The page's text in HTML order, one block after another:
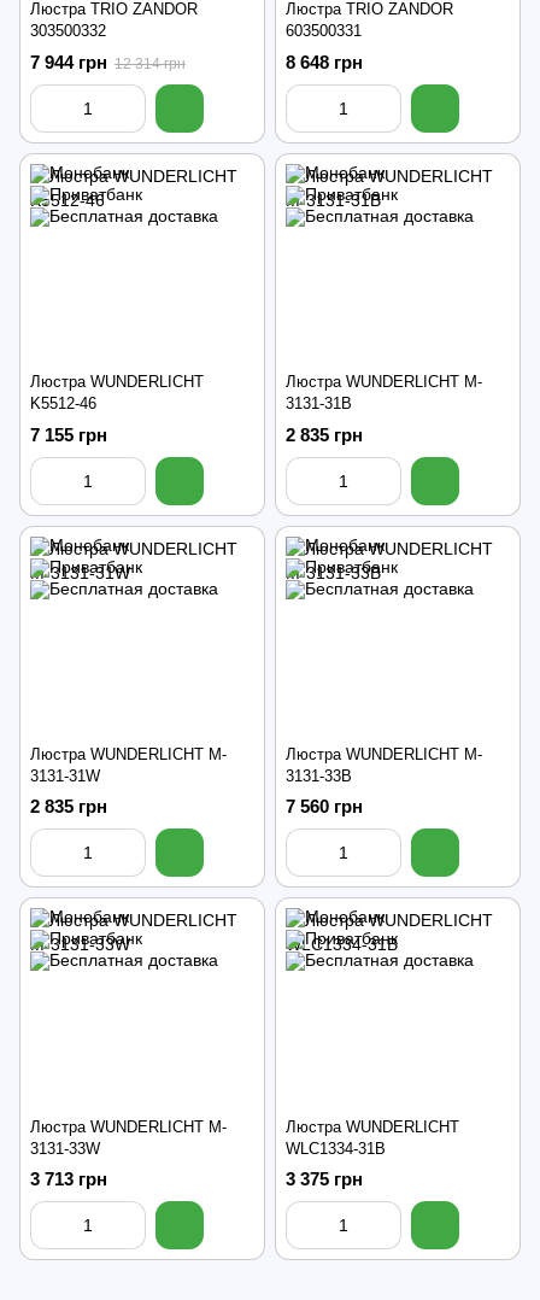
Люстра TRIO ZANDOR
303500332
7 944 грн 12 314 грн
Люстра TRIO ZANDOR
603500331
8 648 грн
Люстра WUNDERLICHT
K5512-46
7 155 грн
Люстра WUNDERLICHT M-
3131-31B
2 835 грн
Люстра WUNDERLICHT M-
3131-31W
2 835 грн
Люстра WUNDERLICHT M-
3131-33B
7 560 грн
Люстра WUNDERLICHT M-
3131-33W
3 713 грн
Люстра WUNDERLICHT
WLC1334-31B
3 375 грн